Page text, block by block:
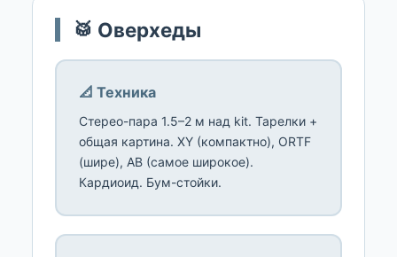
🥁 Оверхеды
📐 Техника
Стерео-пара 1.5–2 м над kit. Тарелки +
общая картина. XY (компактно), ORTF
(шире), AB (самое широкое).
Кардиоид. Бум-стойки.